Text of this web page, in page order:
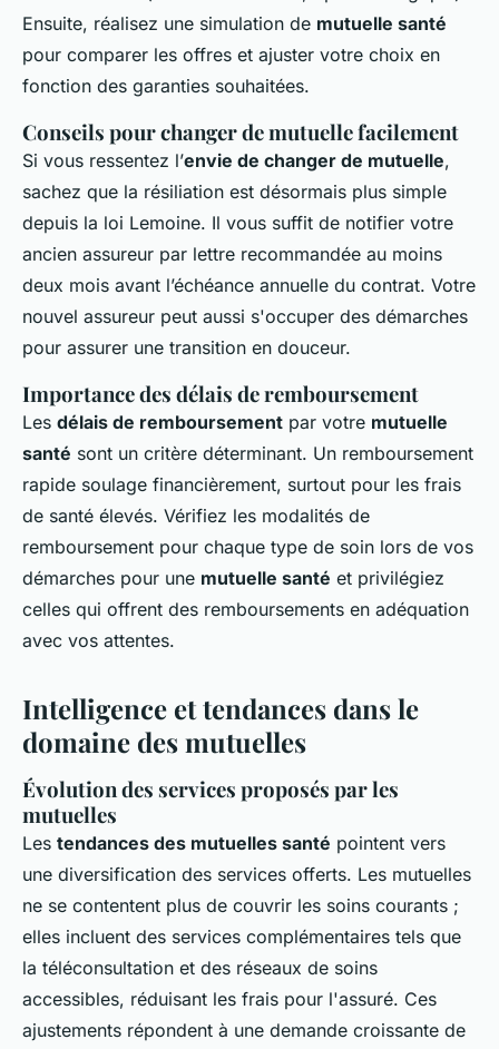
Ensuite, réalisez une simulation de mutuelle santé
pour comparer les offres et ajuster votre choix en
fonction des garanties souhaitées.
Conseils pour changer de mutuelle facilement
Si vous ressentez l’envie de changer de mutuelle,
sachez que la résiliation est désormais plus simple
depuis la loi Lemoine. Il vous suffit de notifier votre
ancien assureur par lettre recommandée au moins
deux mois avant l’échéance annuelle du contrat. Votre
nouvel assureur peut aussi s'occuper des démarches
pour assurer une transition en douceur.
Importance des délais de remboursement
Les délais de remboursement par votre mutuelle
santé sont un critère déterminant. Un remboursement
rapide soulage financièrement, surtout pour les frais
de santé élevés. Vérifiez les modalités de
remboursement pour chaque type de soin lors de vos
démarches pour une mutuelle santé et privilégiez
celles qui offrent des remboursements en adéquation
avec vos attentes.
Intelligence et tendances dans le
domaine des mutuelles
Évolution des services proposés par les
mutuelles
Les tendances des mutuelles santé pointent vers
une diversification des services offerts. Les mutuelles
ne se contentent plus de couvrir les soins courants ;
elles incluent des services complémentaires tels que
la téléconsultation et des réseaux de soins
accessibles, réduisant les frais pour l'assuré. Ces
ajustements répondent à une demande croissante de